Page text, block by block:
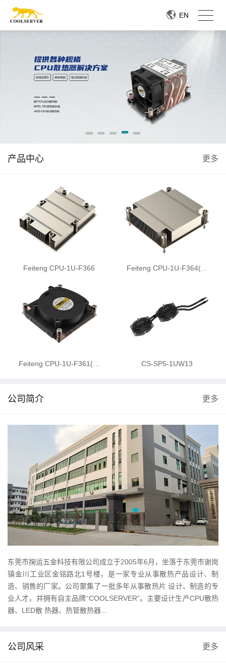
EN
EN
产品中心 更多
Feiteng CPU-1U-F366 Feiteng CPU-1U-F364(…
Feiteng CPU-1U-F361(… CS-SP5-1UW13
公司简介 更多
东莞市掬运五金科技有限公司成立于2005年6月，坐落于东莞市谢岗
镇金川工业区金铭路北1号楼，是一家专业从事散热产品设计、制
造、销售的厂家。公司聚集了一批多年从事散热片 设计、制造的专
业人才，并拥有自主品牌“COOLSERVER”。主要设计生产CPU散热
器、LED散 热器、热管散热器...
公司风采 更多